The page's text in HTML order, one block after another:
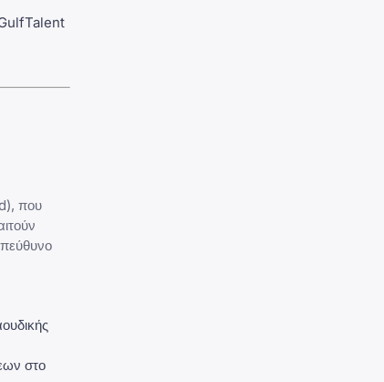
που
στο